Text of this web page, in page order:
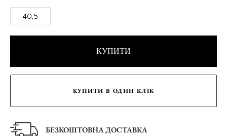
40,5
КУПИТИ
КУПИТИ В ОДИН КЛІК
БЕЗКОШТОВНА ДОСТАВКА